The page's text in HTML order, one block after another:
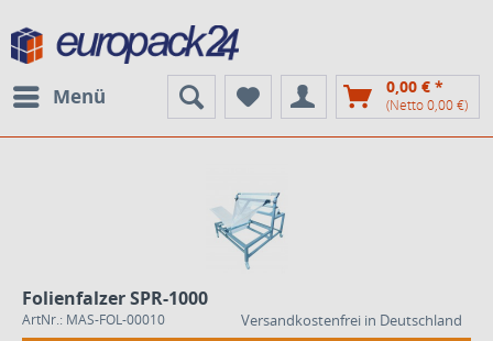
Menü 0,00 € *
(Netto 0,00 €)
Folienfalzer SPR-1000
ArtNr.: MAS-FOL-00010
Versandkostenfrei in Deutschland